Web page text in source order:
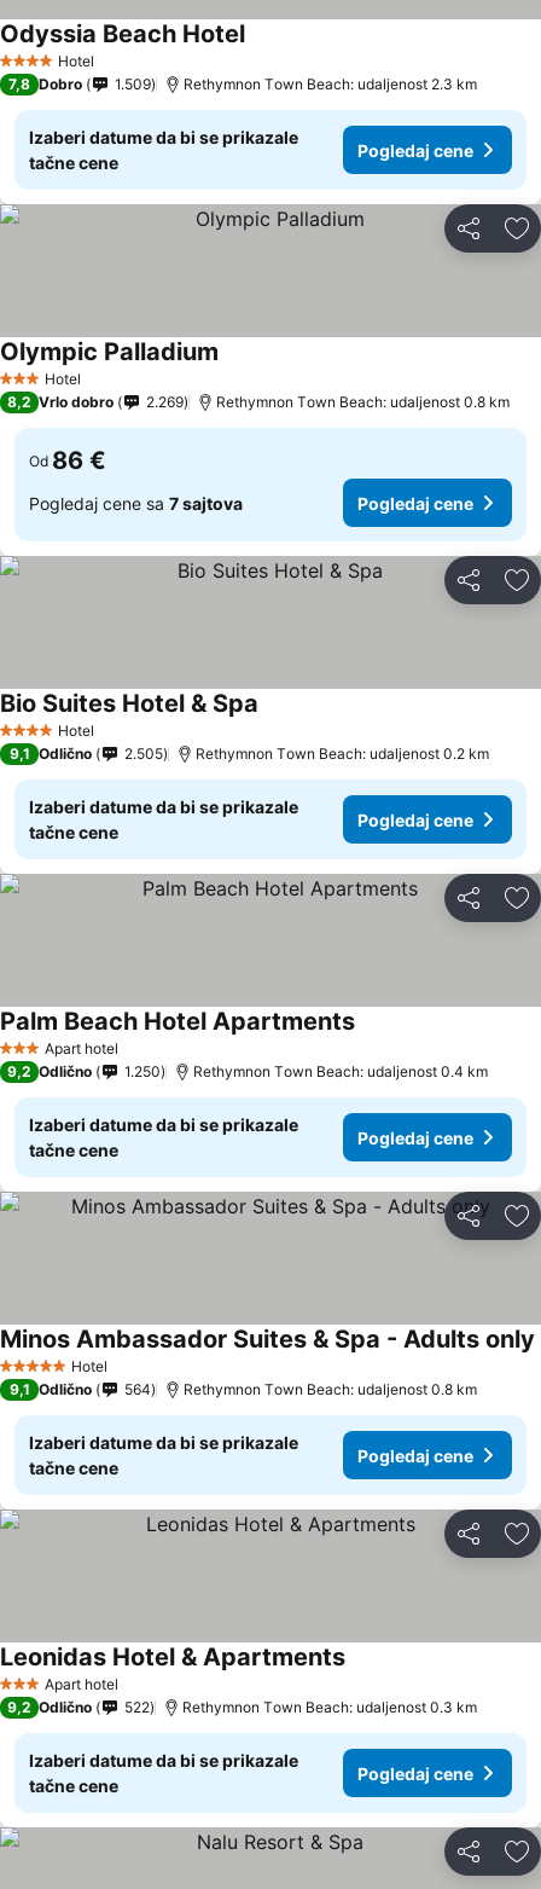
4 ZvezdiceHotel
Odyssia Beach Hotel
7,8 Dobro 1.509 Rethymnon Τown Beach: udaljenost 2.3 km
Izaberi datume da bi se prikazale
tačne cene
Pogledaj cene
Deli
3 Zvezdice
Hotel
Olympic Palladium
8,2 Vrlo dobro 2.269 Rethymnon Τown Beach: udaljenost 0.8 km
Od 86 €
Pogledaj cene sa 7 sajtova Pogledaj cene
Deli
4 ZvezdiceHotel
Bio Suites Hotel & Spa
9,1 Odlično 2.505 Rethymnon Τown Beach: udaljenost 0.2 km
Izaberi datume da bi se prikazale
tačne cene
Pogledaj cene
Deli
3 ZvezdiceApart hotel
Palm Beach Hotel Apartments
9,2 Odlično 1.250 Rethymnon Τown Beach: udaljenost 0.4 km
Izaberi datume da bi se prikazale
tačne cene
Pogledaj cene
Deli
5 ZvezdiceHotel
Minos Ambassador Suites & Spa - Adults only
9,1 Odlično 564 Rethymnon Τown Beach: udaljenost 0.8 km
Izaberi datume da bi se prikazale
tačne cene
Pogledaj cene
Deli
3 ZvezdiceApart hotel
Leonidas Hotel & Apartments
9,2 Odlično 522 Rethymnon Τown Beach: udaljenost 0.3 km
Izaberi datume da bi se prikazale
tačne cene
Pogledaj cene
Deli